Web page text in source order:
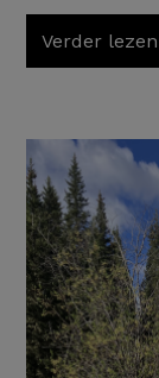
Verder lezen